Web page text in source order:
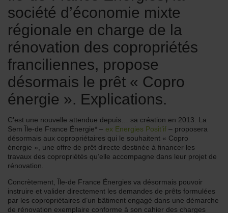
société d’économie mixte
régionale en charge de la
rénovation des copropriétés
franciliennes, propose
désormais le prêt « Copro
énergie ». Explications.
C’est une nouvelle attendue depuis… sa création en 2013. La
Sem Île-de France Énergie* – ex Energies Posit’if – proposera
désormais aux copropriétaires qui le souhaitent « Copro
énergie », une offre de prêt directe destinée à financer les
travaux des copropriétés qu’elle accompagne dans leur projet de
rénovation.
Concrètement, Île-de France Énergies va désormais pouvoir
instruire et valider directement les demandes de prêts formulées
par les copropriétaires d’un bâtiment engagé dans une démarche
de rénovation exemplaire conforme à son cahier des charges